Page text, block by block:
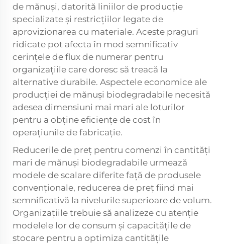
de mănuși, datorită liniilor de producție
specializate și restricțiilor legate de
aprovizionarea cu materiale. Aceste praguri
ridicate pot afecta în mod semnificativ
cerințele de flux de numerar pentru
organizațiile care doresc să treacă la
alternative durabile. Aspectele economice ale
producției de mănuși biodegradabile necesită
adesea dimensiuni mai mari ale loturilor
pentru a obține eficiențe de cost în
operațiunile de fabricație.
Reducerile de preț pentru comenzi în cantități
mari de mănuși biodegradabile urmează
modele de scalare diferite față de produsele
convenționale, reducerea de preț fiind mai
semnificativă la nivelurile superioare de volum.
Organizațiile trebuie să analizeze cu atenție
modelele lor de consum și capacitățile de
stocare pentru a optimiza cantitățile